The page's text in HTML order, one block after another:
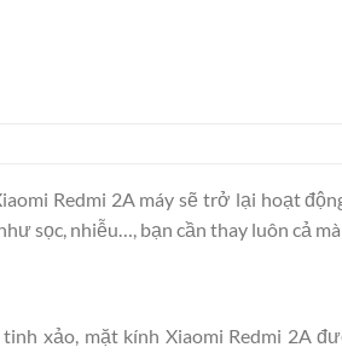
Redmi 2A máy sẽ trở lại hoạt
sọc, nhiễu…, bạn cần thay luôn cả
xảo, mặt kính Xiaomi Redmi 2A